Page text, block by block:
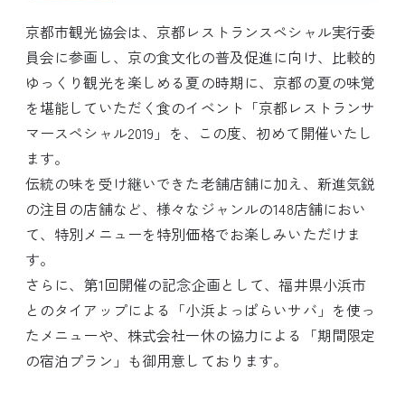
京都市観光協会は、京都レストランスペシャル実行委
員会に参画し、京の食文化の普及促進に向け、比較的
ゆっくり観光を楽しめる夏の時期に、京都の夏の味覚
を堪能していただく食のイベント「京都レストランサ
マースペシャル2019」を、この度、初めて開催いたし
ます。
伝統の味を受け継いできた老舗店舗に加え、新進気鋭
の注目の店舗など、様々なジャンルの148店舗におい
て、特別メニューを特別価格でお楽しみいただけま
す。
さらに、第1回開催の記念企画として、福井県小浜市
とのタイアップによる「小浜よっぱらいサバ」を使っ
たメニューや、株式会社一休の協力による「期間限定
の宿泊プラン」も御用意しております。